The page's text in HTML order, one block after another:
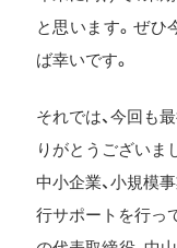
と思います。ぜ
ば幸いです。
それでは、今回も
りがとうございま
中小企業、小規模
行サポートを行っ